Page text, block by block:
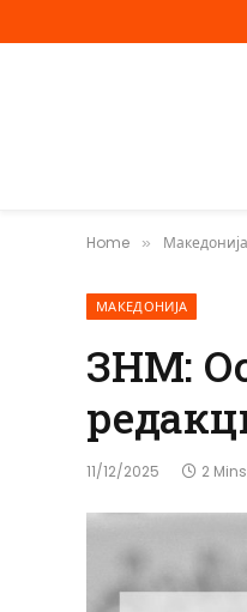
Home » Македонија
МАКЕДОНИЈА
ЗНМ:
11/12/2025 2